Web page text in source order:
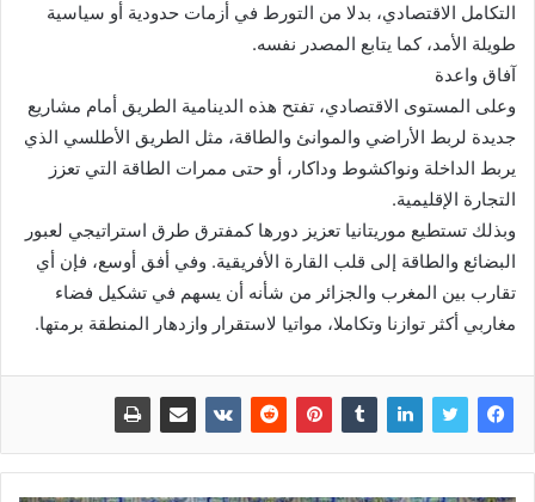
التكامل الاقتصادي، بدلا من التورط في أزمات حدودية أو سياسية
طويلة الأمد، كما يتابع المصدر نفسه.
آفاق واعدة
وعلى المستوى الاقتصادي، تفتح هذه الدينامية الطريق أمام مشاريع
جديدة لربط الأراضي والموانئ والطاقة، مثل الطريق الأطلسي الذي
يربط الداخلة ونواكشوط وداكار، أو حتى ممرات الطاقة التي تعزز
التجارة الإقليمية.
وبذلك تستطيع موريتانيا تعزيز دورها كمفترق طرق استراتيجي لعبور
البضائع والطاقة إلى قلب القارة الأفريقية. وفي أفق أوسع، فإن أي
تقارب بين المغرب والجزائر من شأنه أن يسهم في تشكيل فضاء
مغاربي أكثر توازنا وتكاملا، مواتيا لاستقرار وازدهار المنطقة برمتها.